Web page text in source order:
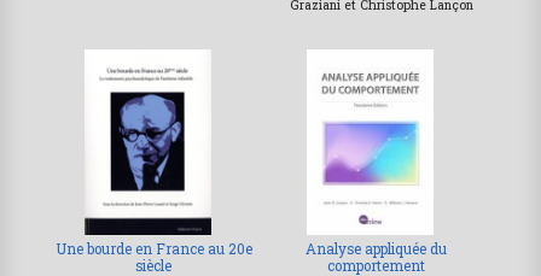
Graziani et Christophe Lançon
Une bourde en France au 20e
siècle
Analyse appliquée du
comportement